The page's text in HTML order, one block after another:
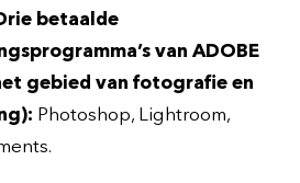
betaalde
van ADOBE
gebied van fotografie en
Photoshop, Lightroom,